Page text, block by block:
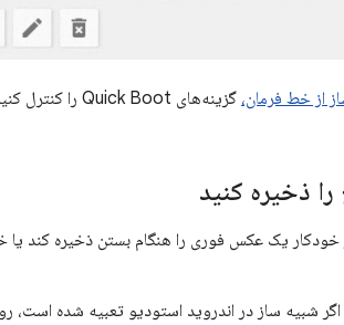
از خط فرمان، گزینه‌های Quick Boot را کنترل کنید.
ذخیره کنید
یک عکس فوری را هنگام بستن ذخیره کند یا